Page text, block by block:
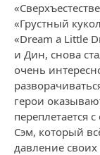
«Грустный
«Dream a Little
и Дин, снова
очень
герои
переплетается
Сэм, который
давление